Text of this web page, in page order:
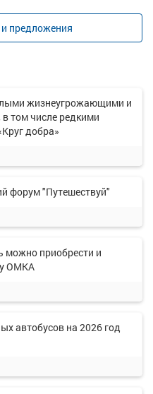
предложения
жизнеугрожающими и
том числе редкими
добра»
форум "Путешествуй"
можно приобрести и
ОМКА
автобусов на 2026 год